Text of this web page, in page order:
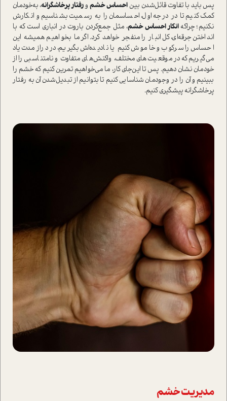
پس باید با تفاوت قائل‌شدن بیناحساس خشمورفتار پرخاشگرانه، به‌خودمان
کمک کنیم تا در درجه اول، احساسمان را به رسمیت بشناسیم و انکارش
نکنیم؛ چرا‌کهانکار احساس خشم، مثل جمع‌کردن باروت در انباری ا‌ست که با
انداختن جرقه‌ای، کل انبار را منفجر خواهد کرد. اگر ما بخواهیم همیشه این
احساس را سرکوب و خاموش کنیم یا نادیده‌اش بگیریم، در درازمدت یاد
می‌گیریم که در موقعیت‌های مختلف، واکنش‌های متفاوت و نامتناسبی را از
خودمان نشان دهیم. پس تا این‌جای کار، ما می‌خواهیم تمرین کنیم که خشم را
ببینیم و آن را در وجودمان شناسایی کنیم تا بتوانیم از تبدیل‌شدن آن به رفتار
پرخاشگرانه پیشگیری کنیم.
مدیریت خشم